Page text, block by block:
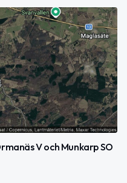
V och Munkarp SO